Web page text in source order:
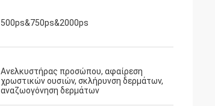
500ps&750ps&2000ps
Ανελκυστήρας προσώπου, αφαίρεση
χρωστικών ουσιών, σκλήρυνση δερμάτων,
αναζωογόνηση δερμάτων